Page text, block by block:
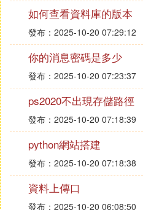
如何查看資料庫的版本
發布：2025-10-20 07:29:12
你的消息密碼是多少
發布：2025-10-20 07:23:37
ps2020不出現存儲路徑
發布：2025-10-20 07:18:39
python網站搭建
發布：2025-10-20 07:18:38
資料上傳口
發布：2025-10-20 06:08:50